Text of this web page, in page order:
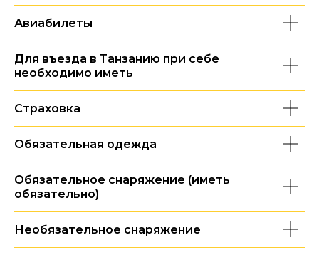
Авиабилеты
Для въезда в Танзанию при себе
необходимо иметь
Страховка
Обязательная одежда
Обязательное снаряжение (иметь
обязательно)
Необязательное снаряжение